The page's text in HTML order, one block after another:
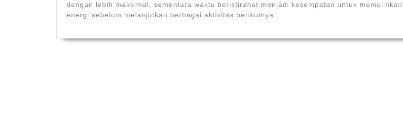
dengan lebih maksimal, sementara waktu beristirahat menjadi kesempatan untuk memulihkan
energi sebelum melanjutkan berbagai aktivitas berikutnya.